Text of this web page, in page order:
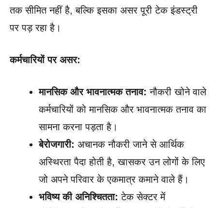
तक सीमित नहीं है, बल्कि इसका असर पूरी टेक इंडस्ट्री
पर पड़ रहा है।
कर्मचारियों पर असर:
मानसिक और भावनात्मक तनाव: नौकरी खोने वाले
कर्मचारियों को मानसिक और भावनात्मक तनाव का
सामना करना पड़ता है।
बेरोजगारी: अचानक नौकरी जाने से आर्थिक
अस्थिरता पैदा होती है, खासकर उन लोगों के लिए
जो अपने परिवार के एकमात्र कमाने वाले हैं।
भविष्य की अनिश्चितता: टेक सेक्टर में